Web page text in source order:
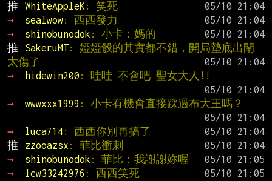
推
WhiteAppleK : 笑死
→
sealwow: 西西發力
→
shinobunodok : 小卡：媽的
推
SakeruMT: 婭婭骰的其實都不錯，開局墊底出閘
太傷了
→
hidewin200 : 哇哇 不會吧 聖女大人!!
→
wwwxxx1999 : 小卡有機會直接踩過布大王嗎？
→
luca714: 西西你別再搞了
推
zzooazsx : 菲比衝刺
→
shinobunodok : 菲比：我謝謝妳喔
→
lcw33242976 : 西西笑死